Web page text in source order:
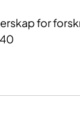
for